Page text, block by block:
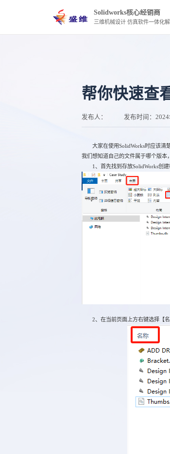
Solidworks核心经销商
三维机械设计 仿真软件一体化
帮你快速查
发布人： 发布时间： 2024
大家在使用SolidWorks时应该清楚
我们想知道自己的文件属于哪个版本
1、首先找到存放SolidWorks创建
2、在当前页面上方右键选择【名